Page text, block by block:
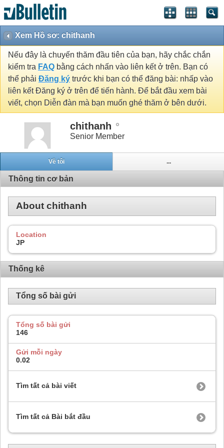
Xem Hồ sơ: chithanh
Nếu đây là chuyến thăm đầu tiên của bạn, hãy chắc chắn
kiểm tra FAQ bằng cách nhấn vào liên kết ở trên. Bạn có
thể phải Đăng ký trước khi bạn có thể đăng bài: nhấp vào
liên kết Đăng ký ở trên để tiến hành. Để bắt đầu xem bài
viết, chọn Diễn đàn mà bạn muốn ghé thăm ở bên dưới.
chithanh
Senior Member
Về tôi ...
Thông tin cơ bản
About chithanh
Location
JP
Thống kê
Tổng số bài gửi
Tổng số bài gửi
146
Gửi mỗi ngày
0.02
Tìm tất cả bài viết
Tìm tất cả Bài bắt đầu